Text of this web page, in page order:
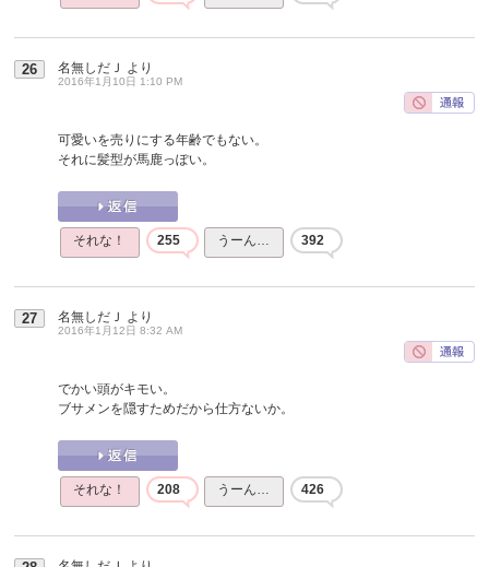
26 名無しだＪ より
2016年1月10日 1:10 PM
可愛いを売りにする年齢でもない。
それに髪型が馬鹿っぽい。
それな！ 255 うーん… 392
27 名無しだＪ より
2016年1月12日 8:32 AM
でかい頭がキモい。
ブサメンを隠すためだから仕方ないか。
それな！ 208 うーん… 426